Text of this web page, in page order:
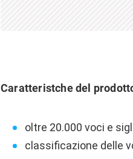
Caratteristche del
oltre 20.000 voci e
classificazione delle